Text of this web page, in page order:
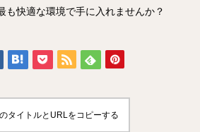
も快適な環境で手に入れませんか？
タイトルとURLをコピーする